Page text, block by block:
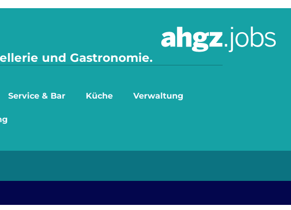
und Gastronomie.
Service & Bar Küche Verwaltung